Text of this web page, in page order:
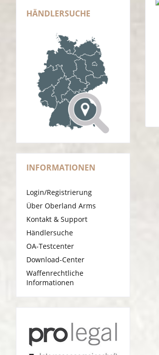
HÄNDLERSUCHE
INFORMATIONEN
Login/Registrierung
Über Oberland Arms
Kontakt & Support
Händlersuche
OA-Testcenter
Download-Center
Waffenrechtliche
Informationen